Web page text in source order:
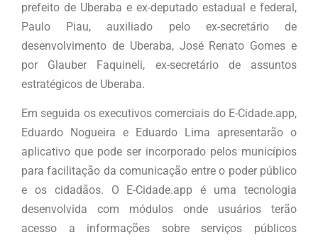
prefeito de Uberaba e ex-deputado estadual e federal,
Paulo Piau, auxiliado pelo ex-secretário de
desenvolvimento de Uberaba, José Renato Gomes e
por Glauber Faquineli, ex-secretário de assuntos
estratégicos de Uberaba.
Em seguida os executivos comerciais do E-Cidade.app,
Eduardo Nogueira e Eduardo Lima apresentarão o
aplicativo que pode ser incorporado pelos municípios
para facilitação da comunicação entre o poder público
e os cidadãos. O E-Cidade.app é uma tecnologia
desenvolvida com módulos onde usuários terão
acesso a informações sobre serviços públicos